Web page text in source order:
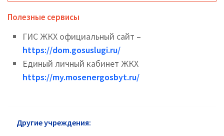
Полезные сервисы
ГИС ЖКХ официальный сайт –
https://dom.gosuslugi.ru/
Единый личный кабинет ЖКХ
https://my.mosenergosbyt.ru/
Другие учреждения: